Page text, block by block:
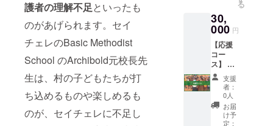
護者の理解不足といったも
のがあげられます。セイ
チェレのBasic Methodist
School のArchibold元校長先
生は、村の子どもたちが打
ち込めるものや楽しめるも
のが、セイチェレに不足し
ViVID代
表蔵田
から
メッ
セージ
をお送
りいた
しま
す。
に、
ガーナ
現地の
シング
ルマ
ザーの
子供た
ちが描
いたイ
ラスト
をお送
りいた
る
30,
000 円
【応援
コー
ス】 お
礼メー
ル＋
キャリ
ア教育
事業責
任者＆
支援
者：
0人
お届
け予
定：